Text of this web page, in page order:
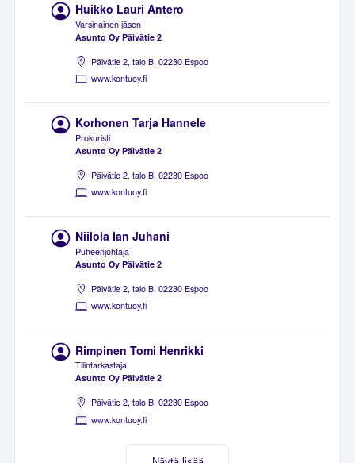
Huikko Lauri Antero
Varsinainen jäsen
Asunto Oy Päivätie 2
Päivätie 2, talo B, 02230 Espoo
www.kontuoy.fi
Korhonen Tarja Hannele
Prokuristi
Asunto Oy Päivätie 2
Päivätie 2, talo B, 02230 Espoo
www.kontuoy.fi
Niilola Ian Juhani
Puheenjohtaja
Asunto Oy Päivätie 2
Päivätie 2, talo B, 02230 Espoo
www.kontuoy.fi
Rimpinen Tomi Henrikki
Tilintarkastaja
Asunto Oy Päivätie 2
Päivätie 2, talo B, 02230 Espoo
www.kontuoy.fi